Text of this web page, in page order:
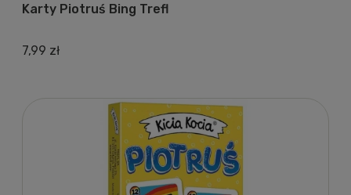
Karty Piotruś Bing Trefl
7,99 zł